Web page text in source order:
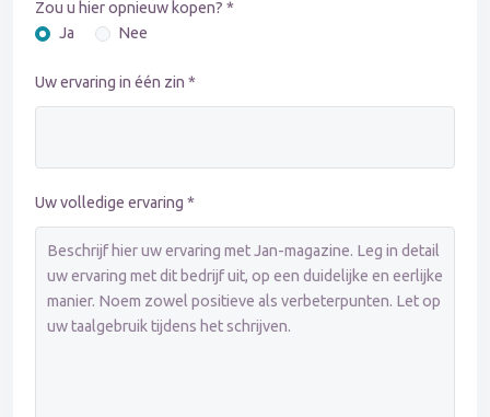
Zou u hier opnieuw kopen? *
Ja
Nee
Uw ervaring in één zin *
Uw volledige ervaring *